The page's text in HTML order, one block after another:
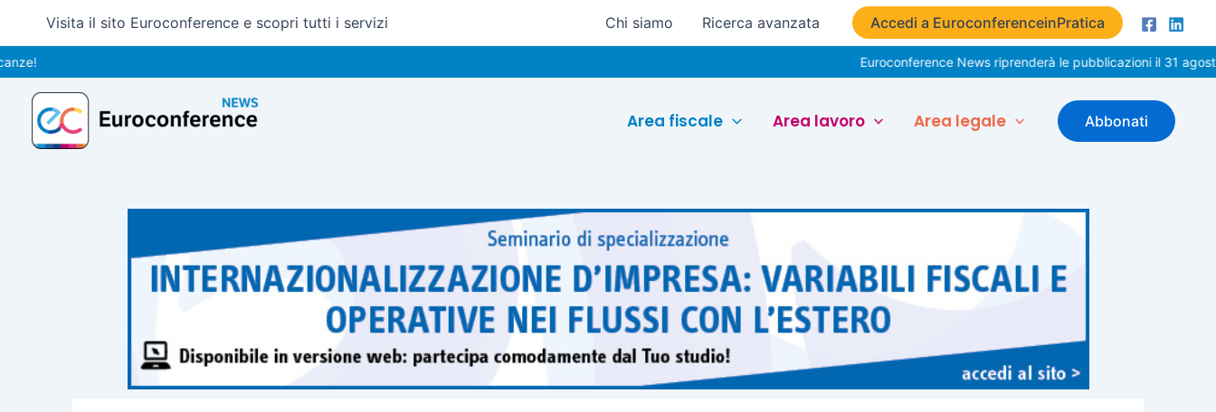
contenuto
Visita il sito Euroconference e scopri tutti i servizi Chi siamo Ricerca avanzata Accedi a EuroconferenceinPratica
Euroconference News riprenderà le pubblicazioni il 31 agosto. Buone
Area fiscale Area lavoro Area legale Abbonati